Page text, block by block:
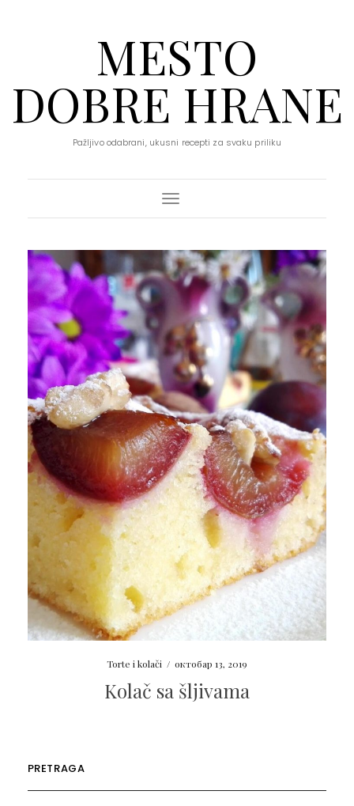
MESTO
DOBRE HRANE
Pažljivo odabrani, ukusni recepti za svaku priliku
Toggle Navigation
Torte i kolači / октобар 13, 2019
Kolač sa šljivama
PRETRAGA